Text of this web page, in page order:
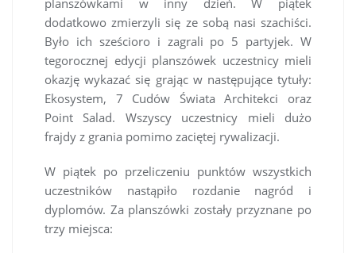
dodatkowo zmierzyli się ze sobą nasi szachiści.
Było ich sześcioro i zagrali po 5 partyjek. W
tegorocznej edycji planszówek uczestnicy mieli
okazję wykazać się grając w następujące tytuły:
Ekosystem, 7 Cudów Świata Architekci oraz
Point Salad. Wszyscy uczestnicy mieli dużo
frajdy z grania pomimo zaciętej rywalizacji.
W piątek po przeliczeniu punktów wszystkich
uczestników nastąpiło rozdanie nagród i
dyplomów. Za planszówki zostały przyznane po
trzy miejsca: